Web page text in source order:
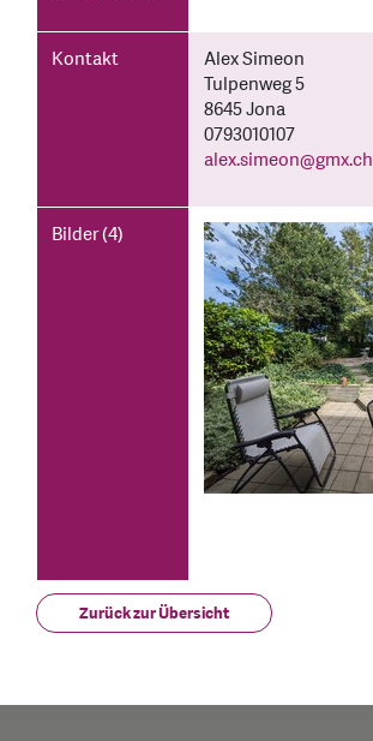
Kontakt
Alex Simeon
Tulpenweg 5
8645 Jona
0793010107
alex.simeon@gmx.ch
Bilder (4)
Zurück zur Übersicht